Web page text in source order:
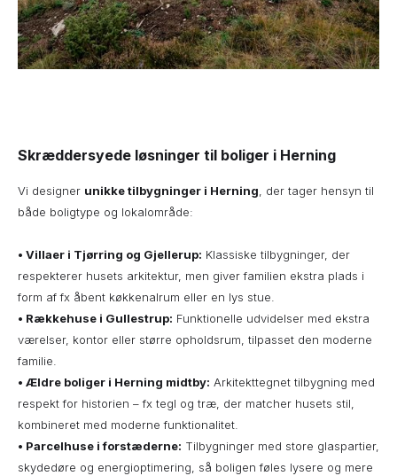
Skræddersyede løsninger til boliger i Herning
Vi designer unikke tilbygninger i Herning, der tager hensyn til
både boligtype og lokalområde:
• Villaer i Tjørring og Gjellerup: Klassiske tilbygninger, der
respekterer husets arkitektur, men giver familien ekstra plads i
form af fx åbent køkkenalrum eller en lys stue.
• Rækkehuse i Gullestrup: Funktionelle udvidelser med ekstra
værelser, kontor eller større opholdsrum, tilpasset den moderne
familie.
• Ældre boliger i Herning midtby: Arkitekttegnet tilbygning med
respekt for historien – fx tegl og træ, der matcher husets stil,
kombineret med moderne funktionalitet.
• Parcelhuse i forstæderne: Tilbygninger med store glaspartier,
skydedøre og energioptimering, så boligen føles lysere og mere